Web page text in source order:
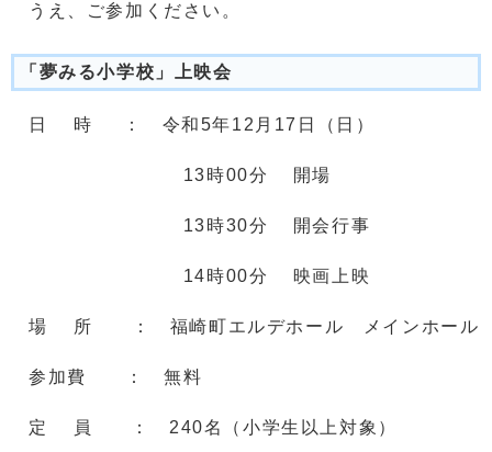
うえ、ご参加ください。
「夢みる小学校」上映会
日 時 ： 令和5年12月17日（日）
13時00分 開場
13時30分 開会行事
14時00分 映画上映
場 所 ： 福崎町エルデホール メインホール
参加費 ： 無料
定 員 ： 240名（小学生以上対象）